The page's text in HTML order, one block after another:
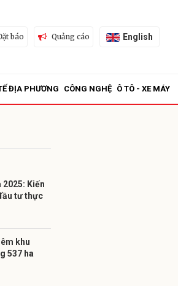
báo Quảng cáo English
ĐỊA PHƯƠNG CÔNG NGHỆ Ô TÔ - XE MÁY
2025: Kiến
tư thực
khu
537 ha